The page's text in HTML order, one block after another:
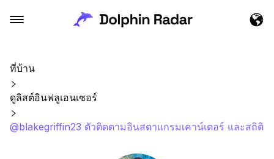
ที่บ้าน
ดูลิสต์อินฟลูเอนเซอร์
@blakegriffin23 ตัวติดตามอินสตาแกรมเคาน์เตอร์ และสถิติ